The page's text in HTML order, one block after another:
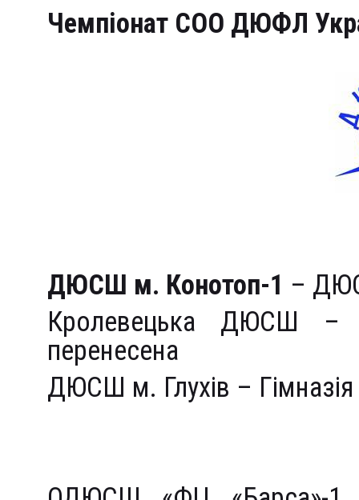
Чемпіонат СОО ДЮФЛ
ДЮСШ м. Конотоп-1 –
Кролевецька ДЮСШ
перенесена
ДЮСШ м. Глухів –